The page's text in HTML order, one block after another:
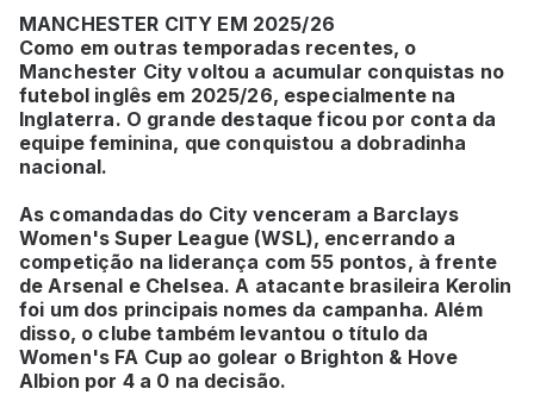
MANCHESTER CITY EM 2025/26
Como em outras temporadas recentes, o
Manchester City voltou a acumular conquistas no
futebol inglês em 2025/26, especialmente na
Inglaterra. O grande destaque ficou por conta da
equipe feminina, que conquistou a dobradinha
nacional.
As comandadas do City venceram a Barclays
Women's Super League (WSL), encerrando a
competição na liderança com 55 pontos, à frente
de Arsenal e Chelsea. A atacante brasileira Kerolin
foi um dos principais nomes da campanha. Além
disso, o clube também levantou o título da
Women's FA Cup ao golear o Brighton & Hove
Albion por 4 a 0 na decisão.